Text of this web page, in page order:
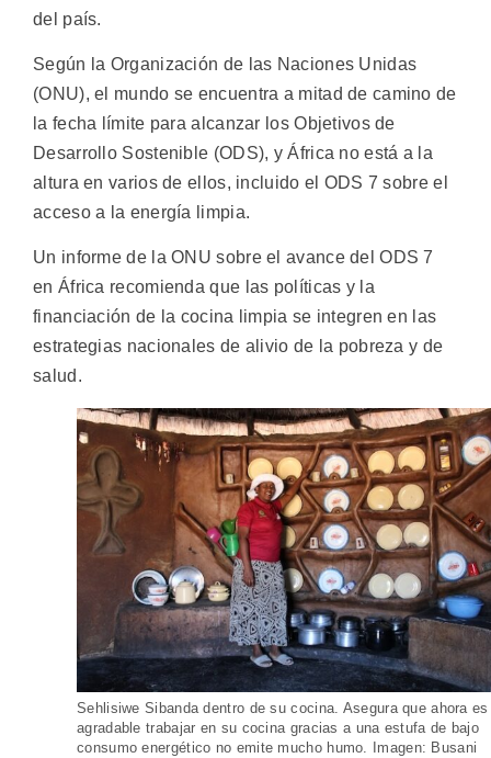
del país.
Según la Organización de las Naciones Unidas
(ONU), el mundo se encuentra a mitad de camino de
la fecha límite para alcanzar los Objetivos de
Desarrollo Sostenible (ODS), y África no está a la
altura en varios de ellos, incluido el ODS 7 sobre el
acceso a la energía limpia.
Un informe de la ONU sobre el avance del ODS 7
en África recomienda que las políticas y la
financiación de la cocina limpia se integren en las
estrategias nacionales de alivio de la pobreza y de
salud.
Sehlisiwe Sibanda dentro de su cocina. Asegura que ahora es
agradable trabajar en su cocina gracias a una estufa de bajo
consumo energético no emite mucho humo. Imagen: Busani